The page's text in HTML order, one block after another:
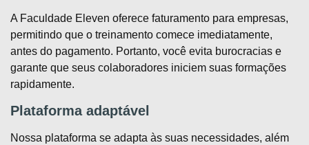
A Faculdade Eleven oferece faturamento para empresas,
permitindo que o treinamento comece imediatamente,
antes do pagamento. Portanto, você evita burocracias e
garante que seus colaboradores iniciem suas formações
rapidamente.
Plataforma adaptável
Nossa plataforma se adapta às suas necessidades, além